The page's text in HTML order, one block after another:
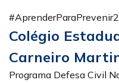
Colégio
Carneiro
Programa Defesa Civil